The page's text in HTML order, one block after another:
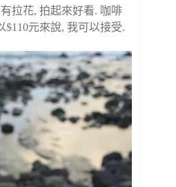
拉花, 拍起來好看. 咖啡
$110元來說, 我可以接受.